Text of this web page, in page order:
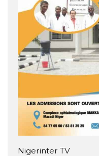
Nigerinter TV